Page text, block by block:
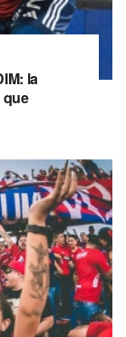
la
que